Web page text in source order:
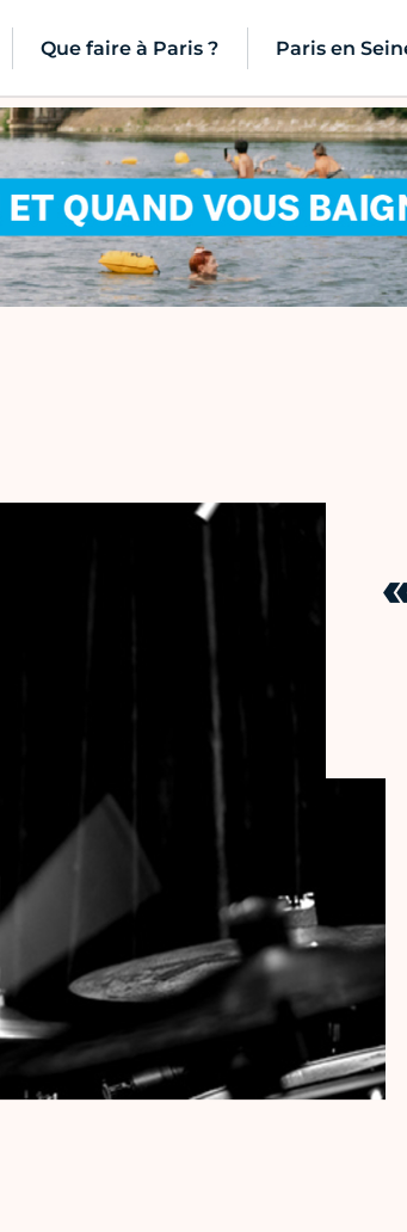
Que faire à Paris ? Paris en